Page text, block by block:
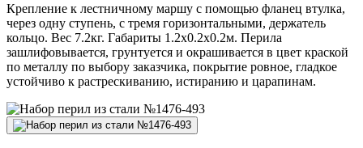
Крепление к лестничному маршу с помощью фланец втулка,
через одну ступень, с тремя горизонтальными, держатель
кольцо. Вес 7.2кг. Габариты 1.2х0.2х0.2м. Перила
зашлифовывается, грунтуется и окрашивается в цвет краской
по металлу по выбору заказчика, покрытие ровное, гладкое
устойчиво к растрескиванию, истиранию и царапинам.